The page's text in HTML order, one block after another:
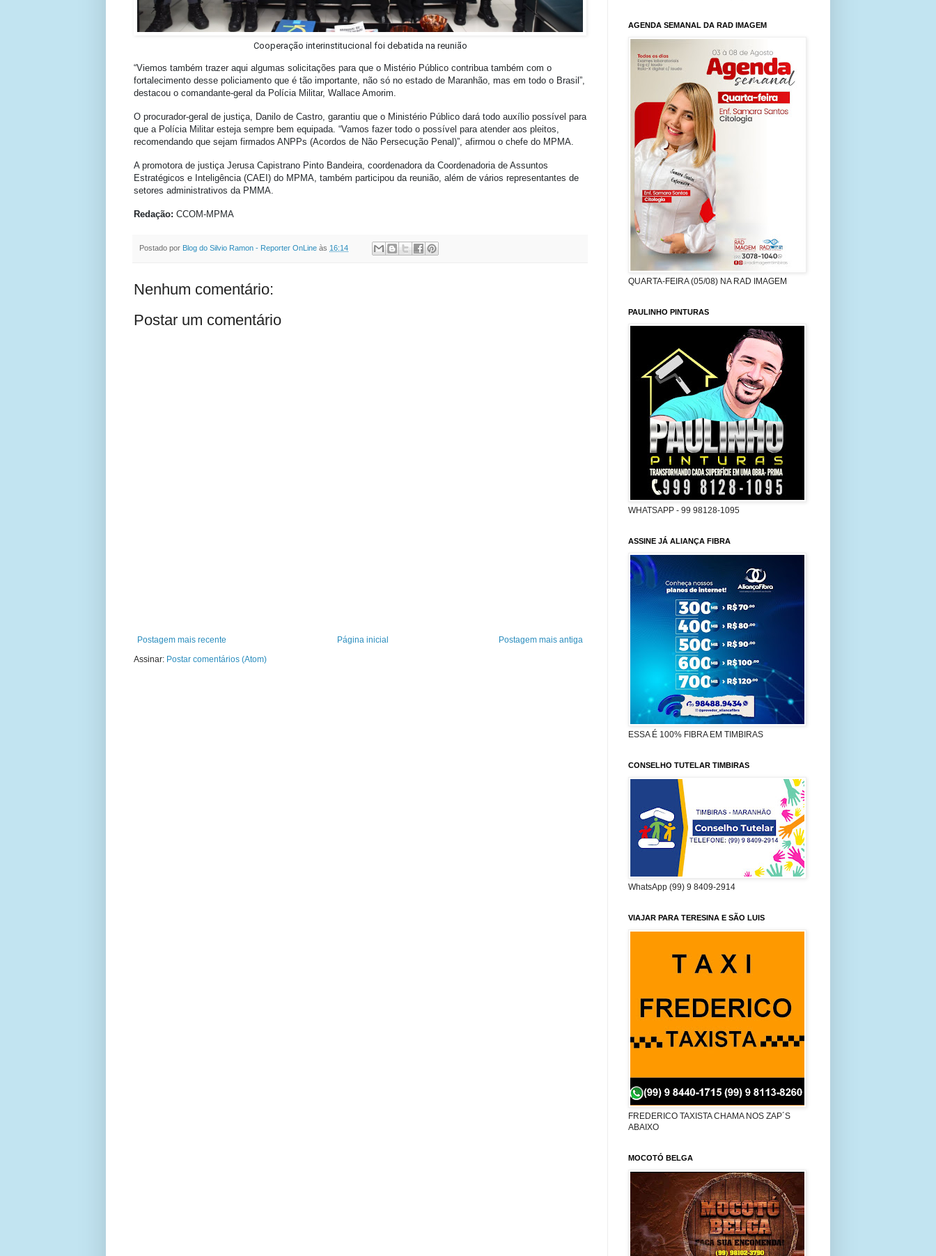
Cooperação interinstitucional foi debatida na reunião
“Viemos também trazer aqui algumas solicitações para que o Mistério Público contribua também com o
fortalecimento desse policiamento que é tão importante, não só no estado de Maranhão, mas em todo o Brasil”,
destacou o comandante-geral da Polícia Militar, Wallace Amorim.
O procurador-geral de justiça, Danilo de Castro, garantiu que o Ministério Público dará todo auxílio possível para
que a Polícia Militar esteja sempre bem equipada. “Vamos fazer todo o possível para atender aos pleitos,
recomendando que sejam firmados ANPPs (Acordos de Não Persecução Penal)”, afirmou o chefe do MPMA.
A promotora de justiça Jerusa Capistrano Pinto Bandeira, coordenadora da Coordenadoria de Assuntos
Estratégicos e Inteligência (CAEI) do MPMA, também participou da reunião, além de vários representantes de
setores administrativos da PMMA.
Redação: CCOM-MPMA
Postado por Blog do Silvio Ramon - Reporter OnLine às 16:14
Nenhum comentário:
Postar um comentário
Postagem mais recente Postagem mais antiga
Página inicial
Assinar: Postar comentários (Atom)
AGENDA SEMANAL DA RAD IMAGEM
QUARTA-FEIRA (05/08) NA RAD IMAGEM
PAULINHO PINTURAS
WHATSAPP - 99 98128-1095
ASSINE JÁ ALIANÇA FIBRA
ESSA É 100% FIBRA EM TIMBIRAS
CONSELHO TUTELAR TIMBIRAS
WhatsApp (99) 9 8409-2914
VIAJAR PARA TERESINA E SÃO LUIS
FREDERICO TAXISTA CHAMA NOS ZAP´S
ABAIXO
MOCOTÓ BELGA